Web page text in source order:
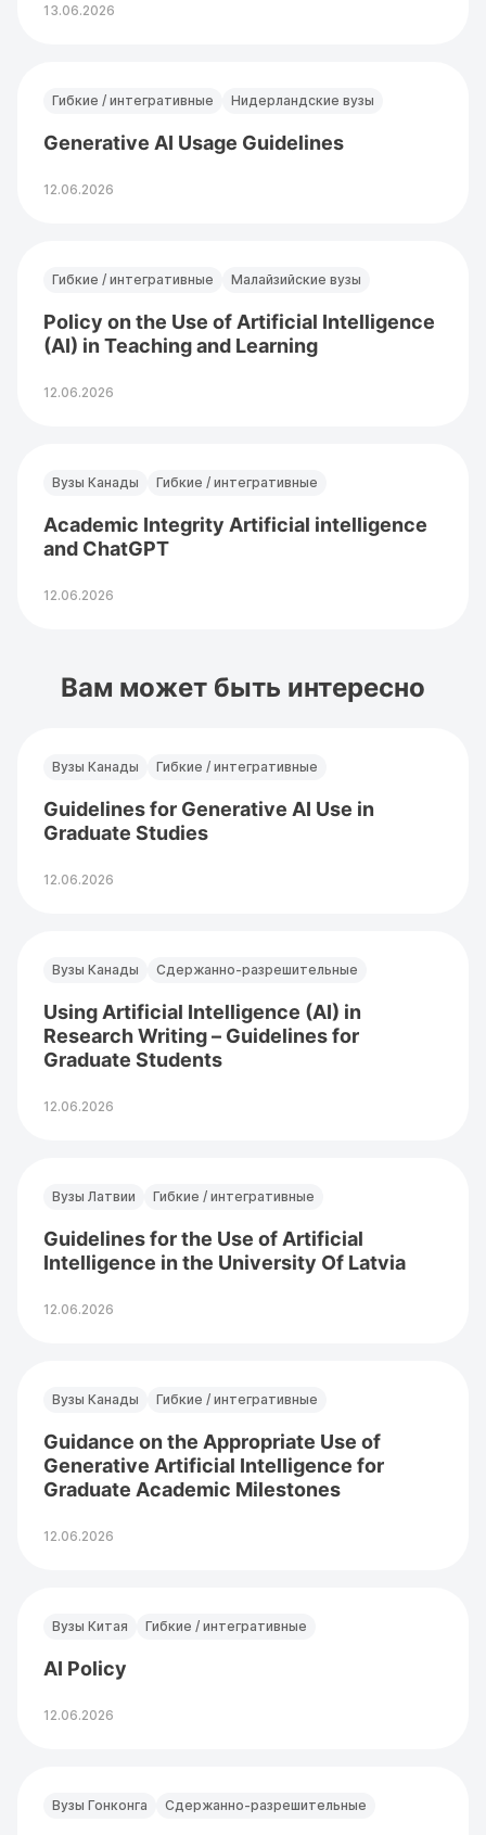
13.06.2026
Гибкие / интегративные Нидерландские вузы
Generative AI Usage Guidelines
12.06.2026
Гибкие / интегративные Малайзийские вузы
Policy on the Use of Artificial Intelligence
(AI) in Teaching and Learning
12.06.2026
Вузы Канады Гибкие / интегративные
Academic Integrity Artificial intelligence
and ChatGPT
12.06.2026
Вам может быть интересно
Вузы Канады Гибкие / интегративные
Guidelines for Generative AI Use in
Graduate Studies
12.06.2026
Вузы Канады Сдержанно-разрешительные
Using Artificial Intelligence (AI) in
Research Writing – Guidelines for
Graduate Students
12.06.2026
Вузы Латвии Гибкие / интегративные
Guidelines for the Use of Artificial
Intelligence in the University Of Latvia
12.06.2026
Вузы Канады Гибкие / интегративные
Guidance on the Appropriate Use of
Generative Artificial Intelligence for
Graduate Academic Milestones
12.06.2026
Вузы Китая Гибкие / интегративные
AI Policy
12.06.2026
Вузы Гонконга Сдержанно-разрешительные